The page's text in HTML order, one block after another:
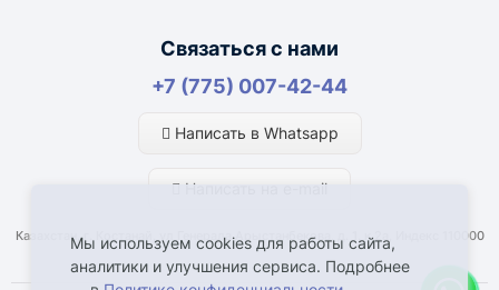
Для крупногабаритных, тяжёлых или
рассчитывается отдельно. По согласованию
Связаться с нами
+7 (775) 007-42-44
Написать в Whatsapp
Написать на e-mail
Казахстан, г. Костанай, ул Генерала Арыстанбекова, д. 1, к.2а, Индекс 110000
Мы используем cookies для работы сайта,
аналитики и улучшения сервиса. Подробнее